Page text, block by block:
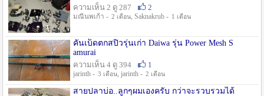
ความเห็น 2 ดู 287
2
มณีนพเก้า - 2 เดือน, Saknakrub - 1 เดือน
คันเบ็ดตกสปิ๋วรุ่นเก่า Daiwa รุ่น Power Mesh S
amurai
ความเห็น 4 ดู 394
1
jarinth - 3 เดือน, jarinth - 2 เดือน
สายปลาบ่อ..ลูกๆผมเองครับ กว่าจะรวบรวมได้